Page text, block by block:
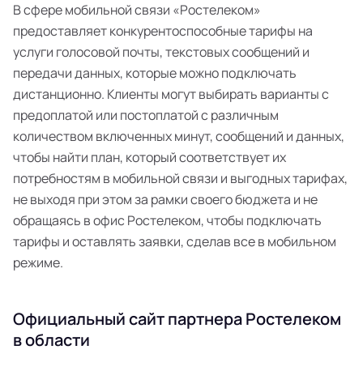
В сфере мобильной связи «Ростелеком»
предоставляет конкурентоспособные тарифы на
услуги голосовой почты, текстовых сообщений и
передачи данных, которые можно подключать
дистанционно. Клиенты могут выбирать варианты с
предоплатой или постоплатой с различным
количеством включенных минут, сообщений и данных,
чтобы найти план, который соответствует их
потребностям в мобильной связи и выгодных тарифах,
не выходя при этом за рамки своего бюджета и не
обращаясь в офис Ростелеком, чтобы подключать
тарифы и оставлять заявки, сделав все в мобильном
режиме.
Официальный сайт партнера Ростелеком
в области